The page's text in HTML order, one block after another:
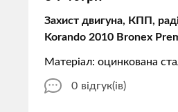
Захист двигуна, КПП,
Korando 2010 Bronex
Матеріал: оцинкована
0 відгук(ів)